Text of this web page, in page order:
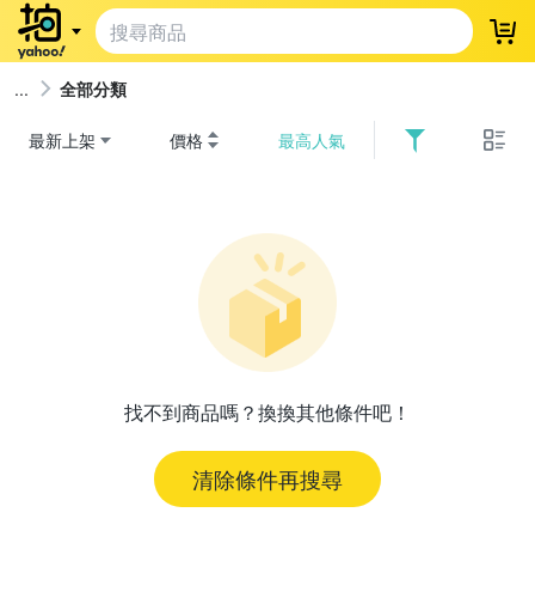
登
全部分類
最新上架 價格 最高人氣
找不到商品嗎？換換其他條件吧！
清除條件再搜尋